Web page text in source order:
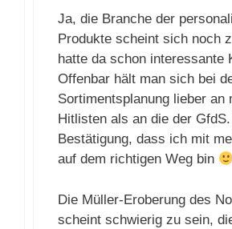
Ja, die Branche der
Produkte scheint sich noch
hatte da schon interessante
Offenbar hält man sich bei
Sortimentsplanung lieber an
Hitlisten als an die der
Bestätigung, dass ich mit
auf dem richtigen Weg bin
Die Müller-Eroberung des
scheint schwierig zu sein,